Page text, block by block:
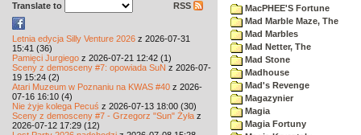
Translate to RSS
Letnia edycja Silly Venture 2026 z 2026-07-31
15:41 (36)
Pamięci Jurgiego z 2026-07-21 12:42 (1)
Sceny z demosceny #7: opowiada SuN z 2026-07-
19 15:24 (2)
Atari Muzeum w Poznaniu na KWAS #40 z 2026-
07-16 16:10 (4)
Nie żyje kolega Pecuś z 2026-07-13 18:00 (30)
Sceny z demosceny #7 - Grzegorz "Sun" Żyła z
2026-07-12 17:29 (12)
MacPHEE'S Fortune
Mad Marble Maze, The
Mad Marbles
Mad Netter, The
Mad Stone
Madhouse
Mad's Revenge
Magazynier
Magia
Magia Fortuny